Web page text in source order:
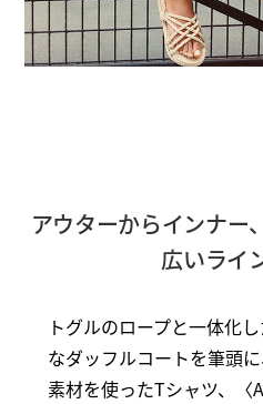
アウターからインナー
広いライ
トグルのロープと一体化
なダッフルコートを筆頭
素材を使ったTシャツ、〈